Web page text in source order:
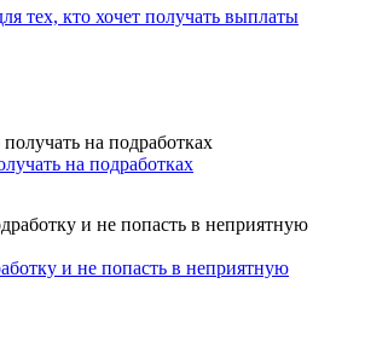
тех, кто хочет получать выплаты
на подработках
и не попасть в неприятную